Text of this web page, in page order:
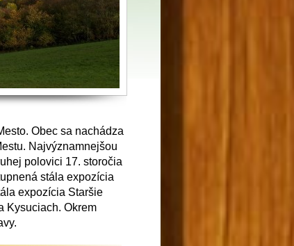
Obec sa nachádza
Najvýznamnejšou
polovici 17. storočia
stála expozícia
expozícia Staršie
Kysuciach. Okrem